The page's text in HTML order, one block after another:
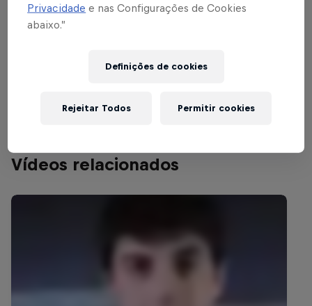
International online qualifiers?
Vídeos relacionados
Privacidade e nas Configurações de Cookies
abaixo.”
Definições de cookies
Rejeitar Todos Permitir cookies